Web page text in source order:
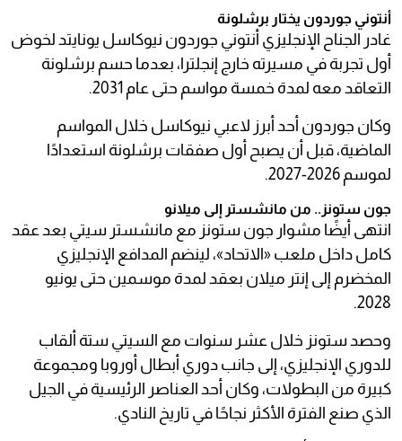
أنتوني جوردون يختار برشلونة
غادر الجناح الإنجليزي أنتوني جوردون نيوكاسل يونايتد لخوض
أول تجربة في مسيرته خارج إنجلترا، بعدما حسم برشلونة
التعاقد معه لمدة خمسة مواسم حتى عام 2031.
وكان جوردون أحد أبرز لاعبي نيوكاسل خلال المواسم
الماضية، قبل أن يصبح أول صفقات برشلونة استعدادًا
لموسم 2026-2027.
جون ستونز.. من مانشستر إلى ميلانو
انتهى أيضًا مشوار جون ستونز مع مانشستر سيتي بعد عقد
كامل داخل ملعب «الاتحاد»، لينضم المدافع الإنجليزي
المخضرم إلى إنتر ميلان بعقد لمدة موسمين حتى يونيو
2028.
وحصد ستونز خلال عشر سنوات مع السيتي ستة ألقاب
للدوري الإنجليزي، إلى جانب دوري أبطال أوروبا ومجموعة
كبيرة من البطولات، وكان أحد العناصر الرئيسية في الجيل
الذي صنع الفترة الأكثر نجاحًا في تاريخ النادي.